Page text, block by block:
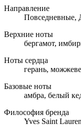
Направление
Повседневные,
Верхние ноты
бергамот,
Ноты сердца
герань,
Базовые ноты
амбра, белый
Философия бренда
Yves Saint